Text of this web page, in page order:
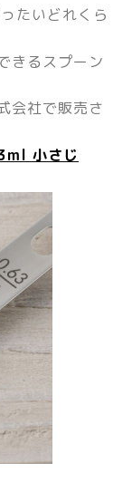
たいどれくら
きるスプーン
会社で販売さ
小さじ